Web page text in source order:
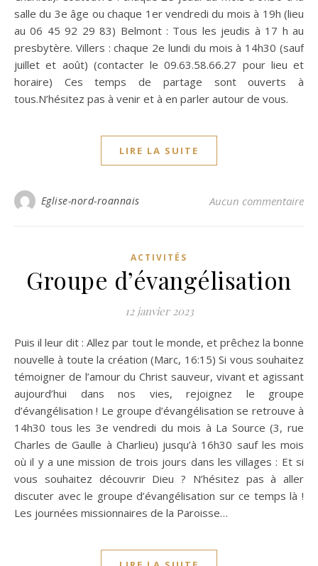
salle du 3e âge ou chaque 1er vendredi du mois à 19h (lieu
au 06 45 92 29 83) Belmont : Tous les jeudis à 17 h au
presbytère. Villers : chaque 2e lundi du mois à 14h30 (sauf
juillet et août) (contacter le 09.63.58.66.27 pour lieu et
horaire) Ces temps de partage sont ouverts à
tous.N’hésitez pas à venir et à en parler autour de vous.
LIRE LA SUITE
Eglise-nord-roannais Aucun commentaire
ACTIVITÉS
Groupe d’évangélisation
12 janvier 2023
Puis il leur dit : Allez par tout le monde, et prêchez la bonne
nouvelle à toute la création (Marc, 16:15) Si vous souhaitez
témoigner de l’amour du Christ sauveur, vivant et agissant
aujourd’hui dans nos vies, rejoignez le groupe
d’évangélisation ! Le groupe d’évangélisation se retrouve à
14h30 tous les 3e vendredi du mois à La Source (3, rue
Charles de Gaulle à Charlieu) jusqu’à 16h30 sauf les mois
où il y a une mission de trois jours dans les villages : Et si
vous souhaitez découvrir Dieu ? N’hésitez pas à aller
discuter avec le groupe d’évangélisation sur ce temps là !
Les journées missionnaires de la Paroisse…